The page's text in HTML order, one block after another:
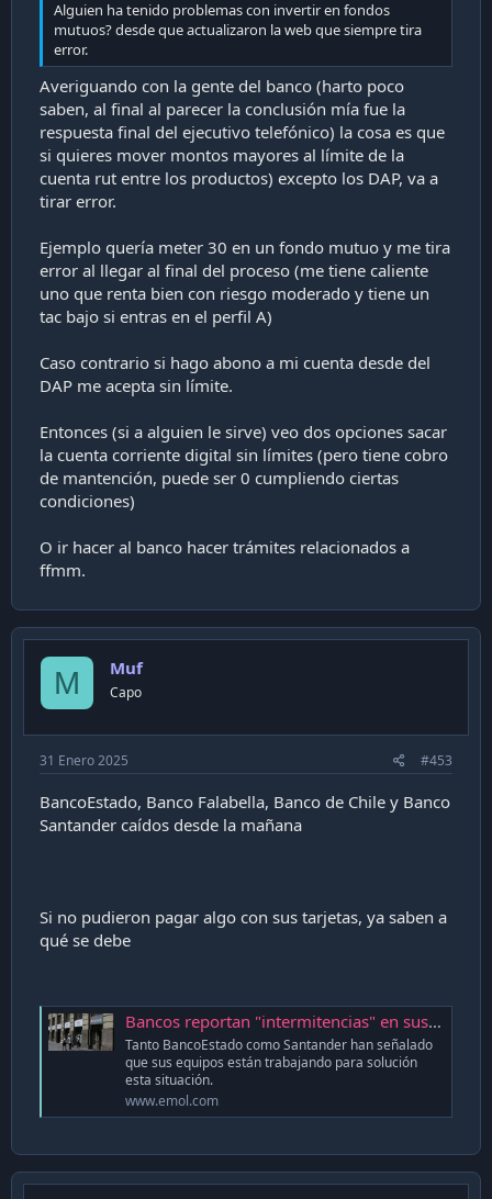
Alguien ha tenido problemas con invertir en fondos
mutuos? desde que actualizaron la web que siempre tira
error.
Averiguando con la gente del banco (harto poco
saben, al final al parecer la conclusión mía fue la
respuesta final del ejecutivo telefónico) la cosa es que
si quieres mover montos mayores al límite de la
cuenta rut entre los productos) excepto los DAP, va a
tirar error.
Ejemplo quería meter 30 en un fondo mutuo y me tira
error al llegar al final del proceso (me tiene caliente
uno que renta bien con riesgo moderado y tiene un
tac bajo si entras en el perfil A)
Caso contrario si hago abono a mi cuenta desde del
DAP me acepta sin límite.
Entonces (si a alguien le sirve) veo dos opciones sacar
la cuenta corriente digital sin límites (pero tiene cobro
de mantención, puede ser 0 cumpliendo ciertas
condiciones)
O ir hacer al banco hacer trámites relacionados a
ffmm.
M Muf
Capo
31 Enero 2025 #453
BancoEstado, Banco Falabella, Banco de Chile y Banco
Santander caídos desde la mañana
Si no pudieron pagar algo con sus tarjetas, ya saben a
qué se debe
Bancos reportan "intermitencias" en sus servicios y usuarios acusan problemas para procesar pagos
Tanto BancoEstado como Santander han señalado
que sus equipos están trabajando para solución
esta situación.
www.emol.com